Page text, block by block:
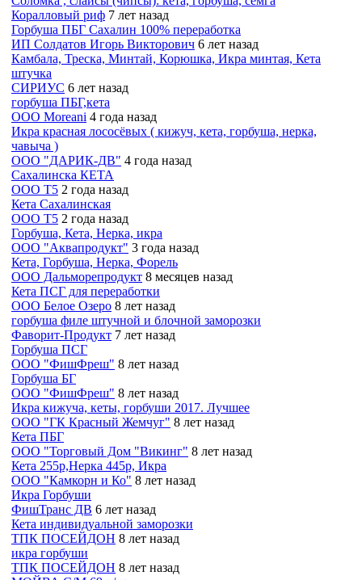
Коралловый риф 7 лет назад
Горбуша ПБГ Сахалин 100% переработка
ИП Солдатов Игорь Викторович 6 лет назад
Камбала, Треска, Минтай, Корюшка, Икра минтая, Кета
штучка
СИРИУС 6 лет назад
горбуша ПБГ,кета
OOO Moreani 4 года назад
Икра красная лососёвых ( кижуч, кета, горбуша, нерка,
чавыча )
ООО "ДАРИК-ДВ" 4 года назад
Сахалинска КЕТА
ООО Т5 2 года назад
Кета Сахалинская
ООО Т5 2 года назад
Горбуша, Кета, Нерка, икра
ООО "Аквапродукт" 3 года назад
Кета, Горбуша, Нерка, Форель
ООО Дальморепродукт 8 месяцев назад
Кета ПСГ для переработки
ООО Белое Озеро 8 лет назад
горбуша филе штучной и блочной заморозки
Фаворит-Продукт 7 лет назад
Горбуша ПСГ
ООО "ФишФреш" 8 лет назад
Горбуша БГ
ООО "ФишФреш" 8 лет назад
Икра кижуча, кеты, горбуши 2017. Лучшее
ООО "ГК Красный Жемчуг" 8 лет назад
Кета ПБГ
ООО "Торговый Дом "Викинг" 8 лет назад
Кета 255р,Нерка 445р, Икра
ООО "Камкорн и Ко" 8 лет назад
Икра Горбуши
ФишТранс ДВ 6 лет назад
Кета индивидуальной заморозки
ТПК ПОСЕЙДОН 8 лет назад
икра горбуши
ТПК ПОСЕЙДОН 8 лет назад